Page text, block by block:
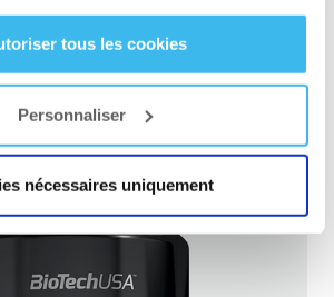
tous les cookies
Personnaliser
nécessaires uniquement
LE WEBSHOP